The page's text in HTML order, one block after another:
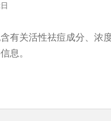
有关活性祛痘成分、浓
息。